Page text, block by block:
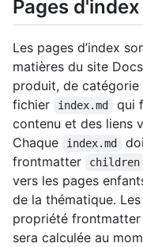
Pages d'index
Les pages d’index
matières du site
produit, de
fichier
index.md
qui
contenu et des liens
Chaque
index.md
frontmatter
children
vers les pages
de la thématique.
propriété frontmatter
sera calculée au